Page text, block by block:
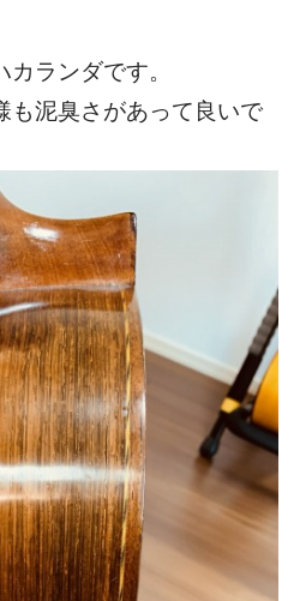
ランダです。
も泥臭さがあって良いで